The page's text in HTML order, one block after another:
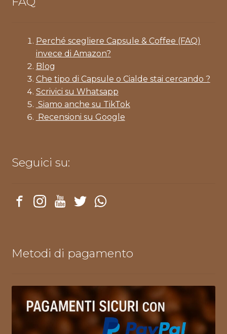
Perché scegliere Capsule & Coffee (FAQ)
invece di Amazon?
Blog
Che tipo di Capsule o Cialde stai cercando ?
Scrivici su Whatsapp
Siamo anche su TikTok
Recensioni su Google
Seguici su:
Metodi di pagamento